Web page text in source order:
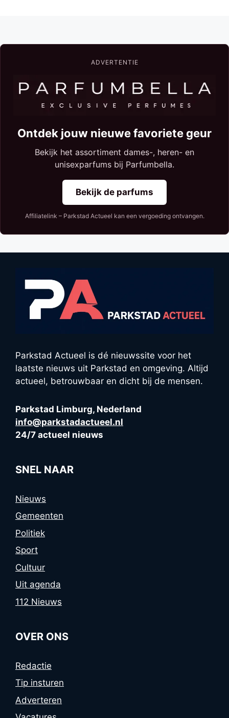
ADVERTENTIE
Ontdek jouw nieuwe favoriete geur
Bekijk het assortiment dames-, heren- en
unisexparfums bij Parfumbella.
Bekijk de parfums
Affiliatelink – Parkstad Actueel kan een vergoeding ontvangen.
Parkstad Actueel is dé nieuwssite voor het
laatste nieuws uit Parkstad en omgeving. Altijd
actueel, betrouwbaar en dicht bij de mensen.
Parkstad Limburg, Nederland
info@parkstadactueel.nl
24/7 actueel nieuws
SNEL NAAR
Nieuws
Gemeenten
Politiek
Sport
Cultuur
Uit agenda
112 Nieuws
OVER ONS
Redactie
Tip insturen
Adverteren